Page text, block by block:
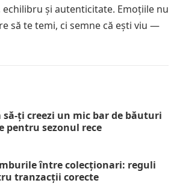
și autenticitate. Emoțiile nu
să te temi, ci semne că ești viu —
să-ți creezi un mic bar de băuturi
pentru sezonul rece
între colecționari: reguli
tranzacții corecte